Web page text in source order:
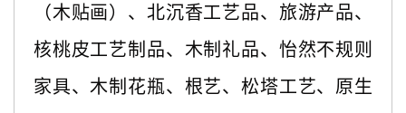
（木贴画）、北沉香工艺品、旅游产品、
核桃皮工艺制品、木制礼品、怡然不规则
家具、木制花瓶、根艺、松塔工艺、原生